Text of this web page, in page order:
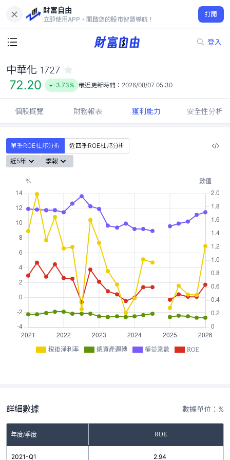
財富自由
立即使用APP，開啟您的股市智慧導航！
打開
登入
72.20
-3.73%
中華化 1727
72.20 -3.73% 最近更新時間： 2026/08/07 05:30
個股概覽 財務報表 獲利能力 安全性分析
單季ROE杜邦分析
近四季ROE杜邦分析
近5年
季報
稅後淨利率 總資產週轉 權益乘數 ROE
詳細數據 數據單位：%
年度/季度 ROE
2021-Q1 2.94